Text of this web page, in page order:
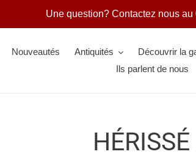
Une question? Contactez nous au
Nouveautés Antiquités Découvrir la
Ils parlent de nous